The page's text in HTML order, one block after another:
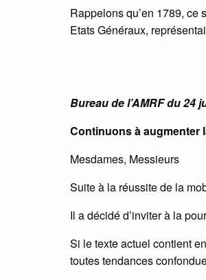
Rappelons qu’en 1789, ce
Etats Généraux,
Bureau de l’AMRF du 24
Continuons à augmenter
Mesdames, Messieurs
Suite à la réussite de la
Il a décidé d’inviter à la
Si le texte actuel contient
toutes tendances